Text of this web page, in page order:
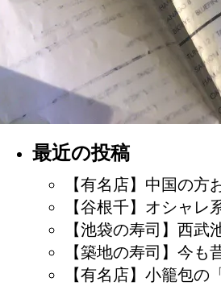
最近の投稿
【有名店】中国の
【谷根千】オシャレ
【池袋の寿司】西
【築地の寿司】今も
【有名店】小籠包